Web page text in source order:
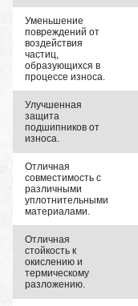
Уменьшение
повреждений от
воздействия
частиц,
образующихся в
процессе износа.
Улучшенная
защита
подшипников от
износа.
Отличная
совместимость с
различными
уплотнительными
материалами.
Отличная
стойкость к
окислению и
термическому
разложению.